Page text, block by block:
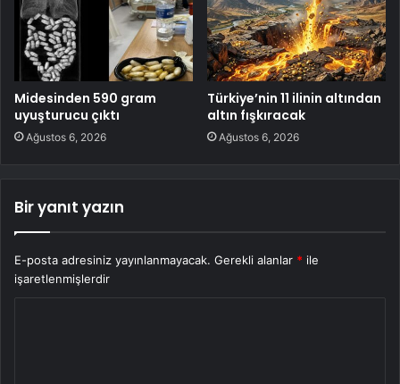
Midesinden 590 gram
uyuşturucu çıktı
Ağustos 6, 2026
Türkiye’nin 11 ilinin altından
altın fışkıracak
Ağustos 6, 2026
Bir yanıt yazın
E-posta adresiniz yayınlanmayacak. Gerekli alanlar * ile
işaretlenmişlerdir